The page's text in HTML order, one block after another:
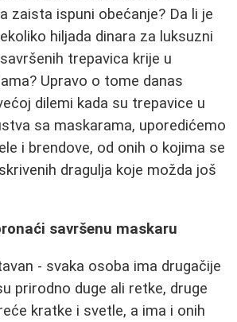
zaista ispuni obećanje? Da li je
hiljada dinara za luksuzni
trepavica krije u
Upravo o tome danas
dilemi kada su trepavice u
sa maskarama, uporedićemo
i brendove, od onih o kojima se
dragulja koje možda još
savršenu maskaru
- svaka osoba ima drugačije
prirodno duge ali retke, druge
kratke i svetle, a ima i onih